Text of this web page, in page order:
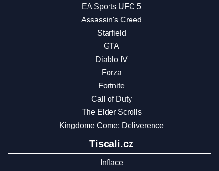
EA Sports UFC 5
Assassin's Creed
Starfield
GTA
Diablo IV
Forza
Fortnite
Call of Duty
The Elder Scrolls
Kingdome Come: Deliverence
Tiscali.cz
Inflace